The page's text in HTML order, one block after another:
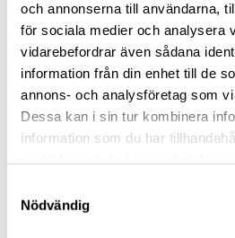
och annonserna till användarna,
för sociala medier och analysera
vidarebefordrar även sådana
information från din enhet till de
annons- och analysföretag som
Dessa kan i sin tur kombinera
information som du har
Nödvändig
PORTRÄTT